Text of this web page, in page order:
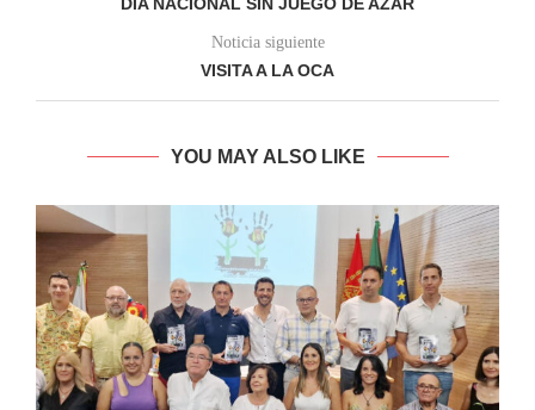
Noticia siguiente
VISITA A LA OCA
YOU MAY ALSO LIKE